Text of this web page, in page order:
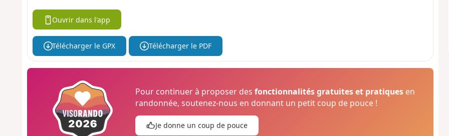
Ouvrir dans l'app
Télécharger le GPX Télécharger le PDF
Pour continuer à proposer desfonctionnalités gratuites et pratiques en
randonnée, soutenez-nous en donnant un petit coup de pouce !
Je donne un coup de pouce